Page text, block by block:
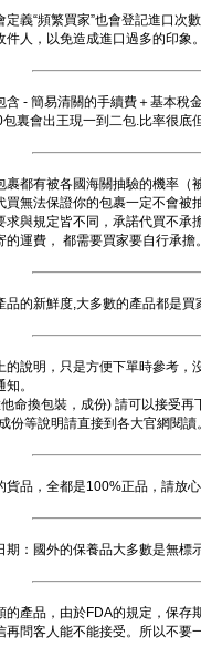
定義“頻繁買家”也會登記進口次
件人，以免造成進口過多的印象
含 - 簡易清關的手續費＋基本稅
裏會出王現一到二包.比率很底
裹都有被各國海關抽驗的機率（
買無法保證你的包裹一定不會被
求與規定皆不同，承諾代買不承
的運費， 都需要買家要自行承擔
品的新鮮度,大多數的產品都是
的說明，只是方便下單時參考，
。
命換包裝，成份) 請可以接受再
份等說明請直接到各大官網閱讀
貨品，全都是100%正品，請放
期：國外的保養品大多數是無標
的產品，由於FDA的規定，保存
再問客人能不能接受。所以不要